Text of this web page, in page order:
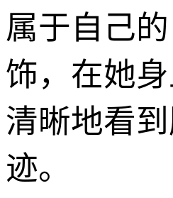
属于自己
饰，在她
清晰地看
迹。